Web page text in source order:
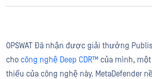
OPSWAT Đã nhận được giải thưởng
cho công nghệ Deep CDR™ của mình,
thiếu của công nghệ này. MetaDefender